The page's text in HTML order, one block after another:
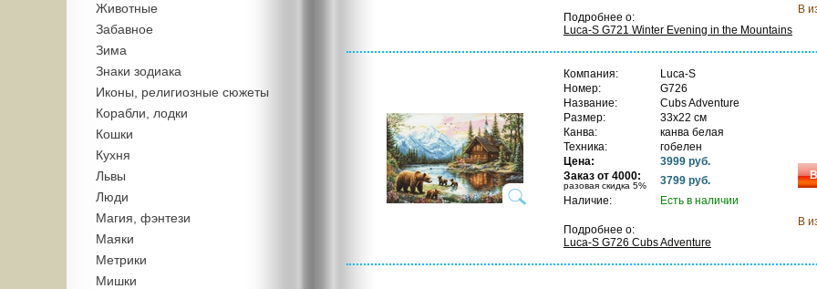
Животные
Забавное
Зима
Знаки зодиака
Иконы, религиозные сюжеты
Корабли, лодки
Кошки
Кухня
Львы
Люди
Магия, фэнтези
Маяки
Метрики
Мишки
В
Подробнее о:
Luca-S G721 Winter Evening in the Mountains
Компания:
Luca-S
Номер:
G726
Название:
Cubs Adventure
Размер:
33х22 см
Канва:
канва белая
Техника:
гобелен
Цена:
3999 руб.
Заказ от 4000:
разовая скидка 5%
3799 руб.
Наличие:
Есть в наличии
В
Подробнее о:
Luca-S G726 Cubs Adventure